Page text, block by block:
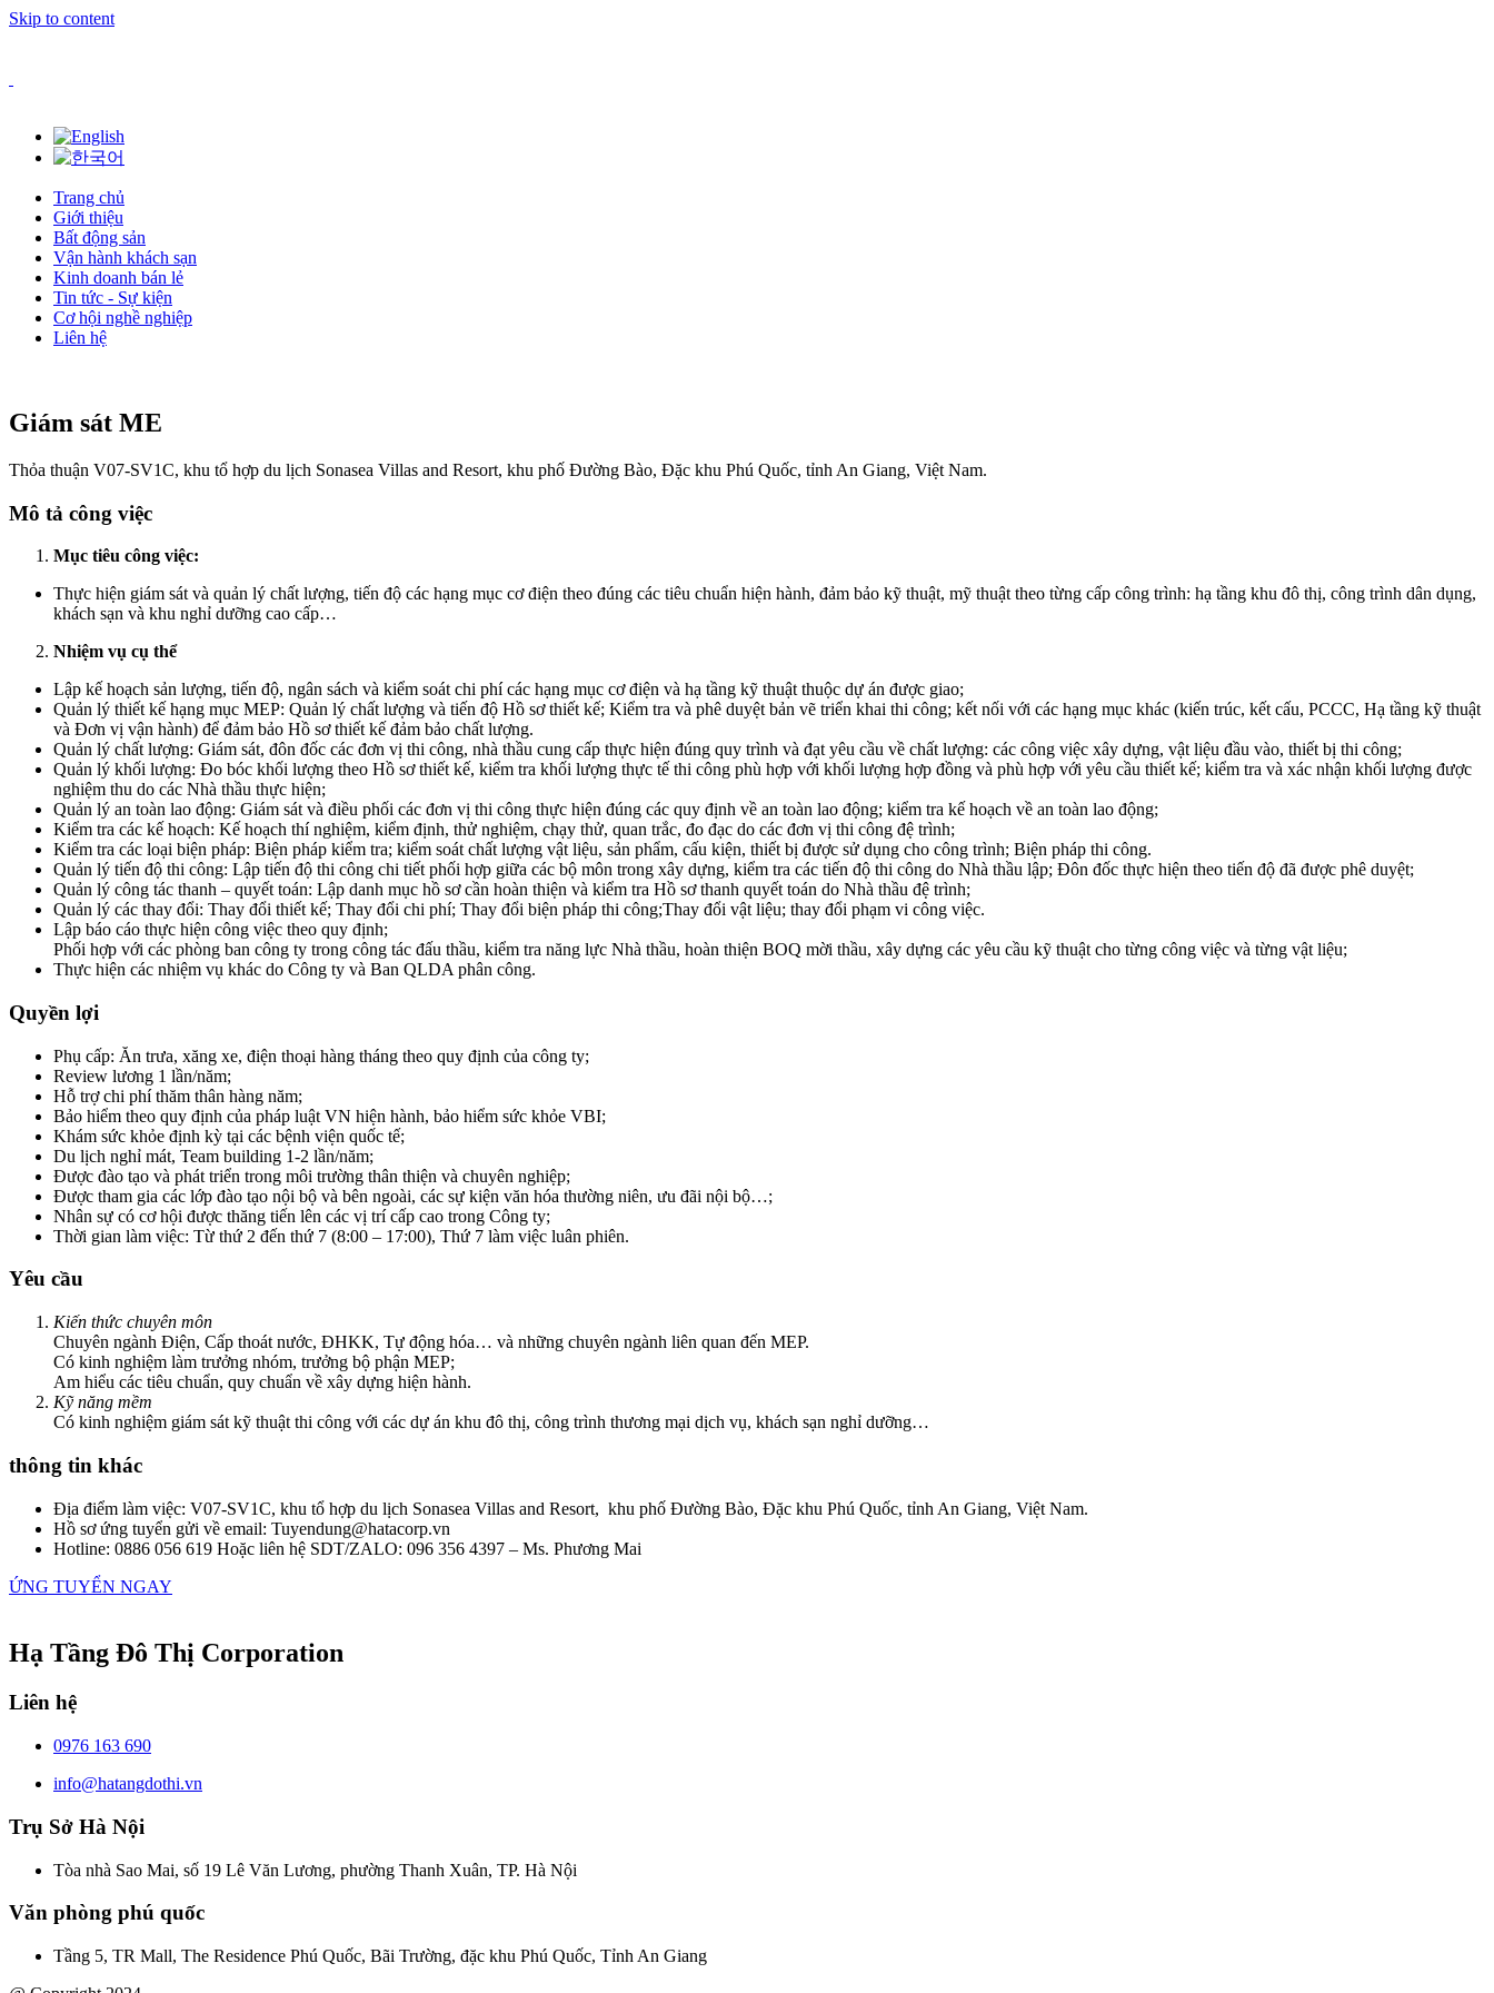
Skip to content
Trang chủ
Giới thiệu
Bất động sản
Vận hành khách sạn
Kinh doanh bán lẻ
Tin tức - Sự kiện
Cơ hội nghề nghiệp
Liên hệ
Giám sát ME
Thỏa thuận V07-SV1C, khu tổ hợp du lịch Sonasea Villas and Resort, khu phố Đường Bào, Đặc khu Phú Quốc, tỉnh An Giang, Việt Nam.
Mô tả công việc
Mục tiêu công việc:
Thực hiện giám sát và quản lý chất lượng, tiến độ các hạng mục cơ điện theo đúng các tiêu chuẩn hiện hành, đảm bảo kỹ thuật, mỹ thuật theo từng cấp công trình: hạ tầng khu đô thị, công trình dân dụng,
khách sạn và khu nghỉ dưỡng cao cấp…
Nhiệm vụ cụ thể
Lập kế hoạch sản lượng, tiến độ, ngân sách và kiểm soát chi phí các hạng mục cơ điện và hạ tầng kỹ thuật thuộc dự án được giao;
Quản lý thiết kế hạng mục MEP: Quản lý chất lượng và tiến độ Hồ sơ thiết kế; Kiểm tra và phê duyệt bản vẽ triển khai thi công; kết nối với các hạng mục khác (kiến trúc, kết cấu, PCCC, Hạ tầng kỹ thuật
và Đơn vị vận hành) để đảm bảo Hồ sơ thiết kế đảm bảo chất lượng.
Quản lý chất lượng: Giám sát, đôn đốc các đơn vị thi công, nhà thầu cung cấp thực hiện đúng quy trình và đạt yêu cầu về chất lượng: các công việc xây dựng, vật liệu đầu vào, thiết bị thi công;
Quản lý khối lượng: Đo bóc khối lượng theo Hồ sơ thiết kế, kiểm tra khối lượng thực tế thi công phù hợp với khối lượng hợp đồng và phù hợp với yêu cầu thiết kế; kiểm tra và xác nhận khối lượng được
nghiệm thu do các Nhà thầu thực hiện;
Quản lý an toàn lao động: Giám sát và điều phối các đơn vị thi công thực hiện đúng các quy định về an toàn lao động; kiểm tra kế hoạch về an toàn lao động;
Kiểm tra các kế hoạch: Kế hoạch thí nghiệm, kiểm định, thử nghiệm, chạy thử, quan trắc, đo đạc do các đơn vị thi công đệ trình;
Kiểm tra các loại biện pháp: Biện pháp kiểm tra; kiểm soát chất lượng vật liệu, sản phẩm, cấu kiện, thiết bị được sử dụng cho công trình; Biện pháp thi công.
Quản lý tiến độ thi công: Lập tiến độ thi công chi tiết phối hợp giữa các bộ môn trong xây dựng, kiểm tra các tiến độ thi công do Nhà thầu lập; Đôn đốc thực hiện theo tiến độ đã được phê duyệt;
Quản lý công tác thanh – quyết toán: Lập danh mục hồ sơ cần hoàn thiện và kiểm tra Hồ sơ thanh quyết toán do Nhà thầu đệ trình;
Quản lý các thay đổi: Thay đổi thiết kế; Thay đổi chi phí; Thay đổi biện pháp thi công;Thay đổi vật liệu; thay đổi phạm vi công việc.
Lập báo cáo thực hiện công việc theo quy định;
Phối hợp với các phòng ban công ty trong công tác đấu thầu, kiểm tra năng lực Nhà thầu, hoàn thiện BOQ mời thầu, xây dựng các yêu cầu kỹ thuật cho từng công việc và từng vật liệu;
Thực hiện các nhiệm vụ khác do Công ty và Ban QLDA phân công.
Quyền lợi
Phụ cấp: Ăn trưa, xăng xe, điện thoại hàng tháng theo quy định của công ty;
Review lương 1 lần/năm;
Hỗ trợ chi phí thăm thân hàng năm;
Bảo hiểm theo quy định của pháp luật VN hiện hành, bảo hiểm sức khỏe VBI;
Khám sức khỏe định kỳ tại các bệnh viện quốc tế;
Du lịch nghỉ mát, Team building 1-2 lần/năm;
Được đào tạo và phát triển trong môi trường thân thiện và chuyên nghiệp;
Được tham gia các lớp đào tạo nội bộ và bên ngoài, các sự kiện văn hóa thường niên, ưu đãi nội bộ…;
Nhân sự có cơ hội được thăng tiến lên các vị trí cấp cao trong Công ty;
Thời gian làm việc: Từ thứ 2 đến thứ 7 (8:00 – 17:00), Thứ 7 làm việc luân phiên.
Yêu cầu
Kiến thức chuyên môn
Chuyên ngành Điện, Cấp thoát nước, ĐHKK, Tự động hóa… và những chuyên ngành liên quan đến MEP.
Có kinh nghiệm làm trưởng nhóm, trưởng bộ phận MEP;
Am hiểu các tiêu chuẩn, quy chuẩn về xây dựng hiện hành.
Kỹ năng mềm
Có kinh nghiệm giám sát kỹ thuật thi công với các dự án khu đô thị, công trình thương mại dịch vụ, khách sạn nghỉ dưỡng…
thông tin khác
Địa điểm làm việc: V07-SV1C, khu tổ hợp du lịch Sonasea Villas and Resort, khu phố Đường Bào, Đặc khu Phú Quốc, tỉnh An Giang, Việt Nam.
Hồ sơ ứng tuyển gửi về email: Tuyendung@hatacorp.vn
Hotline: 0886 056 619 Hoặc liên hệ SDT/ZALO: 096 356 4397 – Ms. Phương Mai
ỨNG TUYỂN NGAY
Hạ Tầng Đô Thị Corporation
Liên hệ
0976 163 690
info@hatangdothi.vn
Trụ Sở Hà Nội
Tòa nhà Sao Mai, số 19 Lê Văn Lương, phường Thanh Xuân, TP. Hà Nội
Văn phòng phú quốc
Tầng 5, TR Mall, The Residence Phú Quốc, Bãi Trường, đặc khu Phú Quốc, Tỉnh An Giang